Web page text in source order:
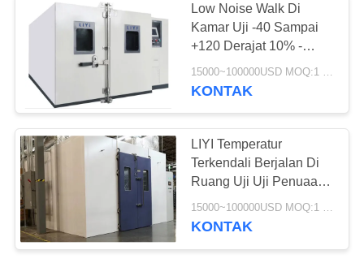
Low Noise Walk Di
Kamar Uji -40 Sampai
+120 Derajat 10% -
Kelembaban Relatif
98%
15000~100000USD MOQ:1 set
KONTAK
LIYI Temperatur
Terkendali Berjalan Di
Ruang Uji Uji Penuaan
Elektronik Ketat Tinggi
15000~100000USD MOQ:1 set
KONTAK